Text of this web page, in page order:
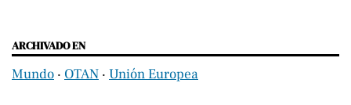
ARCHIVADO EN
Mundo ‧ OTAN ‧ Unión Europea